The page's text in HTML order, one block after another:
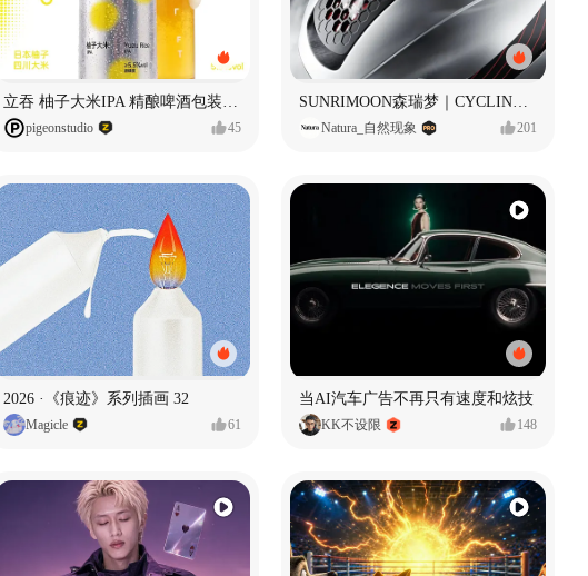
立吞 柚子大米IPA 精酿啤酒包装设计
pigeonstudio 45
SUNRIMOON森瑞梦｜CYCLING HELMET CG｜气动骑行头盔
Natura_自然现象 201
2026 ·《痕迹》系列插画 32
Magicle 61
当AI汽车广告不再只有速度和炫技
KK不设限 148